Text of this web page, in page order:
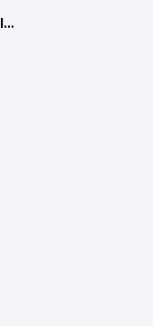
PLASTİK MANDALLI DİŞİ BAŞLIK(KOMPLE PLASTİK)